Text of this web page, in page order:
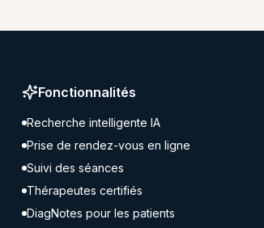
Fonctionnalités
Recherche intelligente IA
Prise de rendez-vous en ligne
Suivi des séances
Thérapeutes certifiés
DiagNotes pour les patients